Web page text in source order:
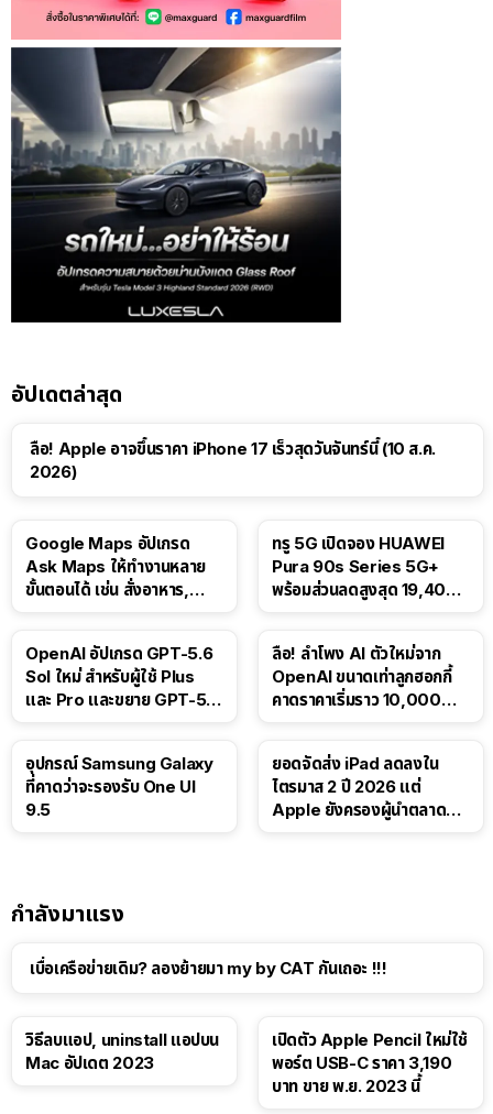
อัปเดตล่าสุด
ลือ! Apple อาจขึ้นราคา iPhone 17 เร็วสุดวันจันทร์นี้ (10 ส.ค.
2026)
Google Maps อัปเกรด
Ask Maps ให้ทำงานหลาย
ขั้นตอนได้ เช่น สั่งอาหาร,
ทรู 5G เปิดจอง HUAWEI
Pura 90s Series 5G+
พร้อมส่วนลดสูงสุด 19,400
OpenAI อัปเกรด GPT-5.6
Sol ใหม่ สำหรับผู้ใช้ Plus
และ Pro และขยาย GPT-5.6
ลือ! ลำโพง AI ตัวใหม่จาก
OpenAI ขนาดเท่าลูกฮอกกี้
คาดราคาเริ่มราว 10,000
อุปกรณ์ Samsung Galaxy
ที่คาดว่าจะรองรับ One UI
9.5
ยอดจัดส่ง iPad ลดลงใน
ไตรมาส 2 ปี 2026 แต่
Apple ยังครองผู้นำตลาด
กำลังมาแรง
เบื่อเครือข่ายเดิม? ลองย้ายมา my by CAT กันเถอะ !!!
วิธีลบแอป, uninstall แอปบน
Mac อัปเดต 2023
เปิดตัว Apple Pencil ใหม่ใช้
พอร์ต USB-C ราคา 3,190
บาท ขาย พ.ย. 2023 นี้